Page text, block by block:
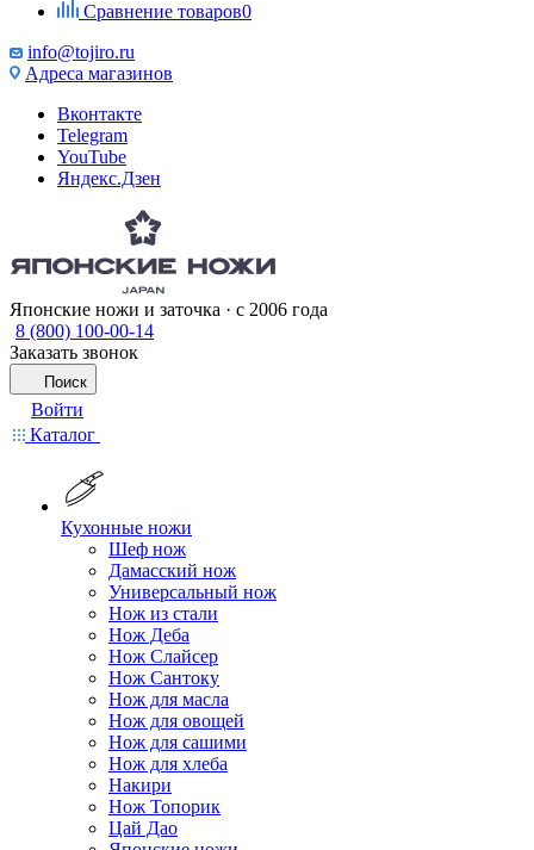
Сравнение товаров0
info@tojiro.ru
Адреса магазинов
Вконтакте
Telegram
YouTube
Яндекс.Дзен
Японские ножи и заточка · с 2006 года
8 (800) 100-00-14
Заказать звонок
Поиск
Войти
Каталог
Кухонные ножи
Шеф нож
Дамасский нож
Универсальный нож
Нож из стали
Нож Деба
Нож Слайсер
Нож Сантоку
Нож для масла
Нож для овощей
Нож для сашими
Нож для хлеба
Накири
Нож Топорик
Цай Дао